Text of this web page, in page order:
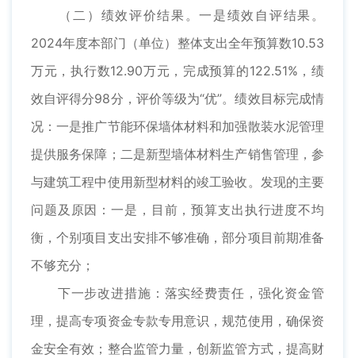
（二）绩效评价结果。一是绩效自评结果。
2024年度本部门（单位）整体支出全年预算数10.53
万元，执行数12.90万元，完成预算的122.51%，绩
效自评得分98分，评价等级为“优”。绩效目标完成情
况：一是推广节能环保墙体材料和加强散装水泥管理
提供服务保障；二是新型墙体材料生产销售管理，参
与建筑工程中使用新型材料的竣工验收。发现的主要
问题及原因：一是，目前，预算支出执行进度不均
衡，个别项目支出安排不够准确，部分项目前期准备
不够充分；
下一步改进措施：落实经费责任，强化资金管
理，提高专项资金专款专用意识，规范使用，确保资
金安全有效；整合监管力量，创新监管方式，提高财